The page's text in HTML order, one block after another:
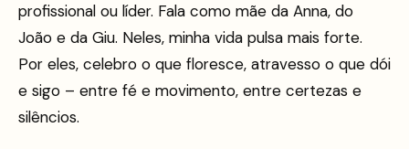
profissional ou líder. Fala como mãe da Anna, do
João e da Giu. Neles, minha vida pulsa mais forte.
Por eles, celebro o que floresce, atravesso o que dói
e sigo – entre fé e movimento, entre certezas e
silêncios.